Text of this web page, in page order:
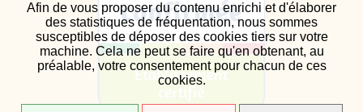
Afin de vous proposer du contenu enrichi et d'élaborer
des statistiques de fréquentation, nous sommes
susceptibles de déposer des cookies tiers sur votre
machine. Cela ne peut se faire qu'en obtenant, au
préalable, votre consentement pour chacun de ces
cookies.